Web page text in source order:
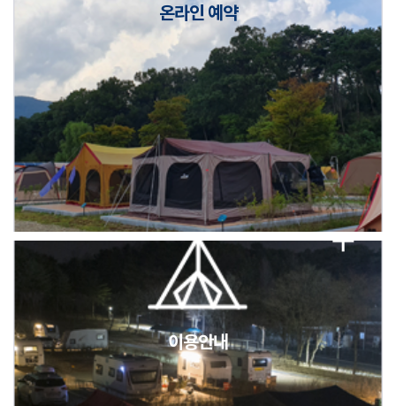
2026년 5월 캠핑장 안점 점검의 날 변경 안내
캠핑장(9월1일~6일) 미운영 공지
2026년 5월 캠핑장 안점 점검의 날 변경 안내
캠핑장(9월1일~6일) 미운영 공지
2026년 5월 캠핑장 안점 점검의 날 변경 안내
캠핑장(9월1일~6일) 미운영 공지
온라인 예약
이용안내